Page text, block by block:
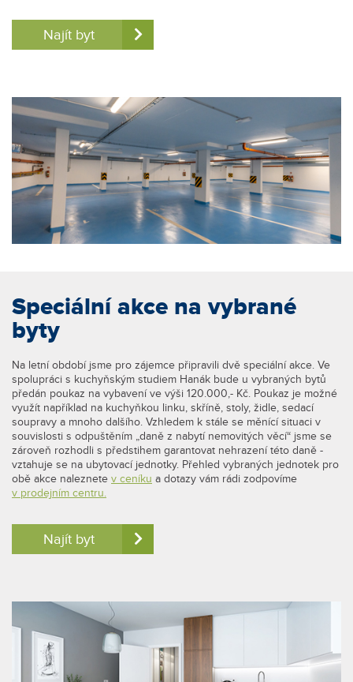
Najít byt
Speciální akce na vybrané
byty
Na letní období jsme pro zájemce připravili dvě speciální akce. Ve
spolupráci s kuchyňským studiem Hanák bude u vybraných bytů
předán poukaz na vybavení ve výši 120.000,- Kč. Poukaz je možné
využít například na kuchyňkou linku, skříně, stoly, židle, sedací
soupravy a mnoho dalšího. Vzhledem k stále se měnící situaci v
souvislosti s odpuštěním „daně z nabytí nemovitých věcí“ jsme se
zároveň rozhodli s předstihem garantovat nehrazení této daně -
vztahuje se na ubytovací jednotky. Přehled vybraných jednotek pro
obě akce naleznete v ceníku a dotazy vám rádi zodpovíme
v prodejním centru.
Najít byt